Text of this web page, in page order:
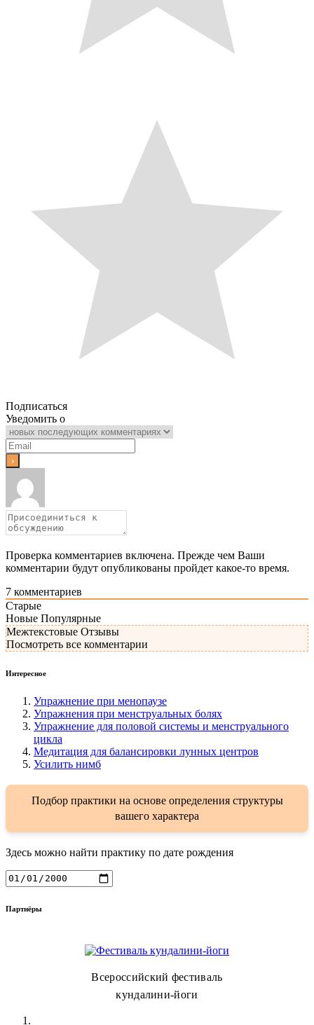
Подписаться
Уведомить о
Проверка комментариев включена. Прежде чем Ваши
комментарии будут опубликованы пройдет какое-то время.
7 комментариев
Старые
Новые Популярные
Межтекстовые Отзывы
Посмотреть все комментарии
Интересное
Упражнение при менопаузе
Упражнения при менструальных болях
Упражнение для половой системы и менструального
цикла
Медитация для балансировки лунных центров
Усилить нимб
Подбор практики на основе определения структуры
вашего характера
Здесь можно найти практику по дате рождения
Партнёры
Всероссийский фестиваль
кундалини-йоги